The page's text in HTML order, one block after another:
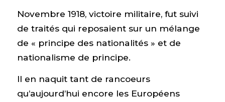
Novembre 1918, victoire militaire, fut suivi
de traités qui reposaient sur un mélange
de « principe des nationalités » et de
nationalisme de principe.
Il en naquit tant de rancoeurs
qu’aujourd’hui encore les Européens